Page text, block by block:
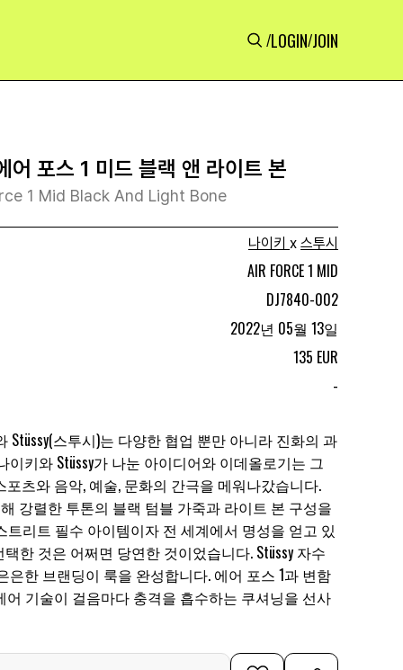
/LOGIN/JOIN
어 포스 1 미드 블랙 앤 라이트 본
1 Mid Black And Light Bone
나이키 x 스투시
AIR FORCE 1 MID
DJ7840-002
2022년 05월 13일
135 EUR
-
Stüssy(스투시)는 다양한 협업 뿐만 아니라 진화의 과
이키와 Stüssy가 나눈 아이디어와 이데올로기는 그
츠와 음악, 예술, 문화의 간극을 메워나갔습니다.
강렬한 투톤의 블랙 텀블 가죽과 라이트 본 구성을
트리트 필수 아이템이자 전 세계에서 명성을 얻고 있
한 것은 어쩌면 당연한 것이었습니다. Stüssy 자수
은한 브랜딩이 룩을 완성합니다. 에어 포스 1과 변함
어 기술이 걸음마다 충격을 흡수하는 쿠셔닝을 선사